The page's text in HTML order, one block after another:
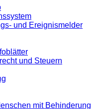
und Ereignismelder
und Steuern
mit Behinderung